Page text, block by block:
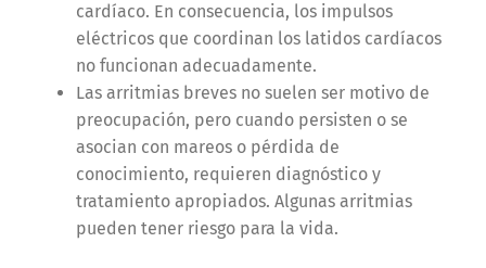
cardíaco. En consecuencia, los impulsos
eléctricos que coordinan los latidos cardíacos
no funcionan adecuadamente.
Las arritmias breves no suelen ser motivo de
preocupación, pero cuando persisten o se
asocian con mareos o pérdida de
conocimiento, requieren diagnóstico y
tratamiento apropiados. Algunas arritmias
pueden tener riesgo para la vida.